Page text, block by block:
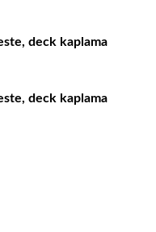
deck kaplama
deck kaplama